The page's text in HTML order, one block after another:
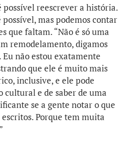
possível reescrever a história.
mas podemos contar
que faltam. “Não é só uma
remodelamento, digamos
não estou exatamente
que ele é muito mais
inclusive, e ele pode
cultural e de saber de uma
se a gente notar o que
Porque tem muita